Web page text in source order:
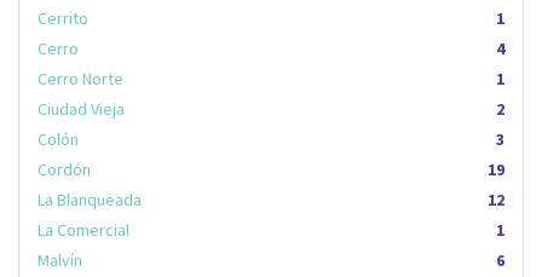
1
Cerrito
4
Cerro
1
Cerro Norte
2
Ciudad Vieja
3
Colón
19
Cordón
12
La Blanqueada
1
La Comercial
6
Malvín